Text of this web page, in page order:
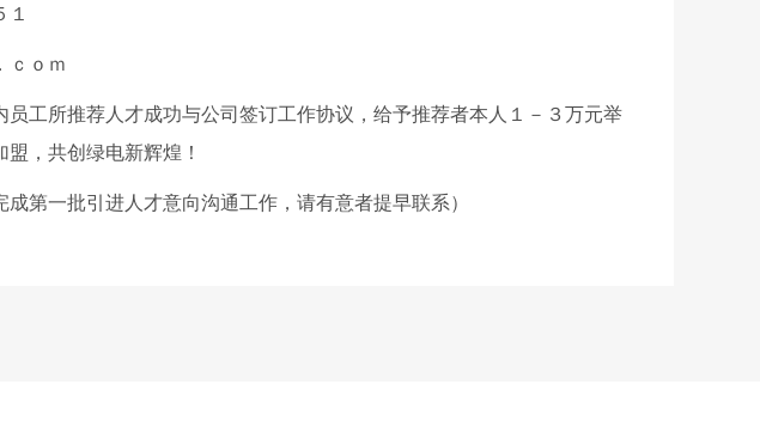
ｃｏｍ
工所推荐人才成功与公司签订工作协议，给予推荐者本人１－３万元举
盟，共创绿电新辉煌 ！
成第一批引进人才意向沟通工作，请有意者提早联系）